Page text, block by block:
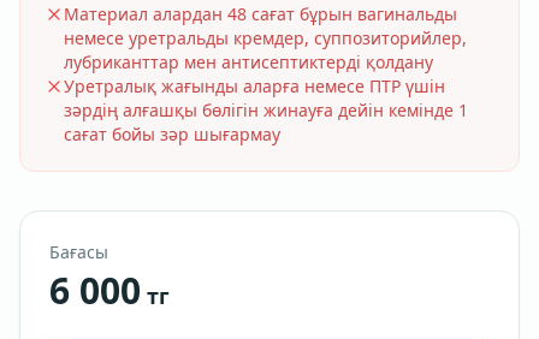
Материал алардан 48 сағат бұрын вагинальды
немесе уретральды кремдер, суппозиторийлер,
лубриканттар мен антисептиктерді қолдану
Уретралық жағынды аларға немесе ПТР үшін
зәрдің алғашқы бөлігін жинауға дейін кемінде 1
сағат бойы зәр шығармау
Бағасы
6 000 тг